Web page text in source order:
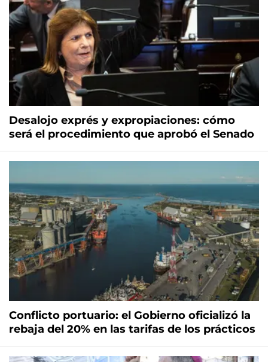
Desalojo exprés y expropiaciones: cómo
será el procedimiento que aprobó el Senado
Conflicto portuario: el Gobierno oficializó la
rebaja del 20% en las tarifas de los prácticos